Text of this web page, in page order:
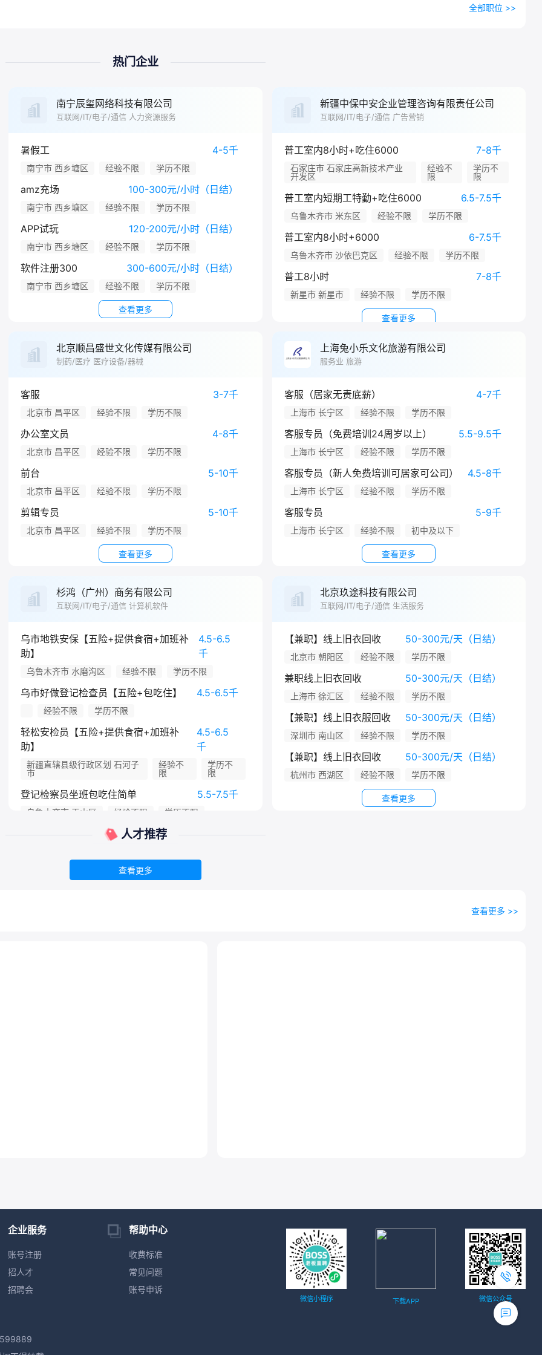
全部职位 >>
热门企业
南宁辰玺网络科技有限公司
互联网/IT/电子/通信 人力资源服务
暑假工 4-5千
南宁市 西乡塘区 经验不限 学历不限
amz充场 100-300元/小时（日结）
南宁市 西乡塘区 经验不限 学历不限
APP试玩 120-200元/小时（日结）
南宁市 西乡塘区 经验不限 学历不限
软件注册300 300-600元/小时（日结）
南宁市 西乡塘区 经验不限 学历不限
查看更多
新疆中保中安企业管理咨询有限责任公司
互联网/IT/电子/通信 广告营销
普工室内8小时+吃住6000 7-8千
石家庄市 石家庄高新技术产业
开发区
经验不
限
学历不
限
普工室内短期工特勤+吃住6000 6.5-7.5千
乌鲁木齐市 米东区 经验不限 学历不限
普工室内8小时+6000 6-7.5千
乌鲁木齐市 沙依巴克区 经验不限 学历不限
普工8小时 7-8千
新星市 新星市 经验不限 学历不限
查看更多
北京顺昌盛世文化传媒有限公司
制药/医疗 医疗设备/器械
客服 3-7千
北京市 昌平区 经验不限 学历不限
办公室文员 4-8千
北京市 昌平区 经验不限 学历不限
前台 5-10千
北京市 昌平区 经验不限 学历不限
剪辑专员 5-10千
北京市 昌平区 经验不限 学历不限
查看更多
上海兔小乐文化旅游有限公司
服务业 旅游
客服（居家无责底薪） 4-7千
上海市 长宁区 经验不限 学历不限
客服专员（免费培训24周岁以上） 5.5-9.5千
上海市 长宁区 经验不限 学历不限
客服专员（新人免费培训可居家可公司） 4.5-8千
上海市 长宁区 经验不限 学历不限
客服专员 5-9千
上海市 长宁区 经验不限 初中及以下
查看更多
杉鸿（广州）商务有限公司
互联网/IT/电子/通信 计算机软件
乌市地铁安保【五险+提供食宿+加班补
助】
4.5-6.5
千
乌鲁木齐市 水磨沟区 经验不限 学历不限
乌市好做登记检查员【五险+包吃住】 4.5-6.5千
经验不限 学历不限
轻松安检员【五险+提供食宿+加班补
助】
4.5-6.5
千
新疆直辖县级行政区划 石河子
市
经验不
限
学历不
限
登记检察员坐班包吃住简单 5.5-7.5千
乌鲁木齐市 天山区 经验不限 学历不限
查看更多
北京玖途科技有限公司
互联网/IT/电子/通信 生活服务
【兼职】线上旧衣回收 50-300元/天（日结）
北京市 朝阳区 经验不限 学历不限
兼职线上旧衣回收 50-300元/天（日结）
上海市 徐汇区 经验不限 学历不限
【兼职】线上旧衣服回收 50-300元/天（日结）
深圳市 南山区 经验不限 学历不限
【兼职】线上旧衣回收 50-300元/天（日结）
杭州市 西湖区 经验不限 学历不限
查看更多
人才推荐
查看更多
查看更多 >>
企业服务
账号注册
招人才
招聘会
帮助中心
收费标准
常见问题
账号申诉
微信小程序 下载APP 微信公众号